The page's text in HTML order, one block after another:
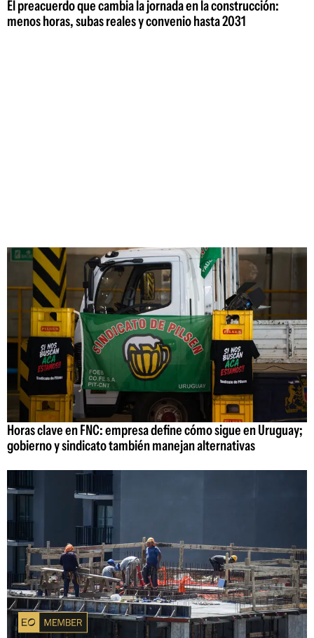
El preacuerdo que cambia la jornada en la construcción:
menos horas, subas reales y convenio hasta 2031
Horas clave en FNC: empresa define cómo sigue en Uruguay;
gobierno y sindicato también manejan alternativas